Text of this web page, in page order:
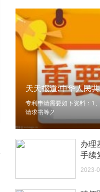
我想问一下申请护照需
2023-05-04
您好：请问从国外进口
2023-05-04
外国旅游签证可以在
2023-05-04
我可以在苏州申请护照
2023-05-04
你好 我想问一下外国
专利申请需要如下资料：1
请求书等;2
办理
手续
节有
2023-